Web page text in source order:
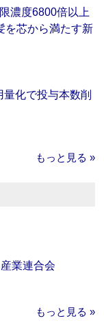
濃度6800倍以上
を芯から満たす新
量化で投与本数削
もっと見る »
業連合会
もっと見る »